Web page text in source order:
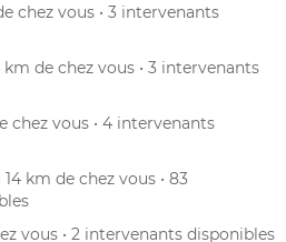
chez vous • 3 intervenants
km de chez vous • 3 intervenants
chez vous • 4 intervenants
14 km de chez vous • 83
vous • 2 intervenants disponibles